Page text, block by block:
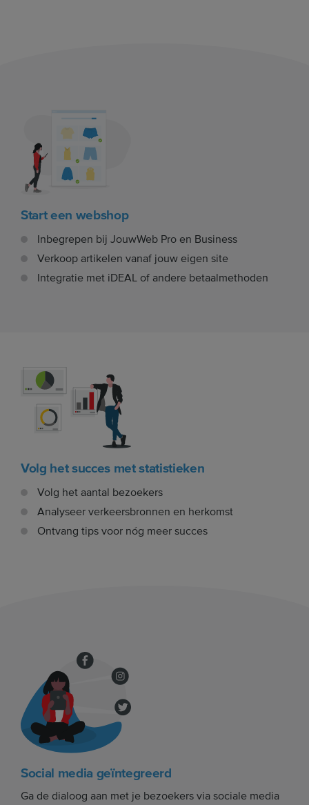
Start een webshop
Inbegrepen bij JouwWeb Pro en Business
Verkoop artikelen vanaf jouw eigen site
Integratie met iDEAL of andere betaalmethoden
Volg het succes met statistieken
Volg het aantal bezoekers
Analyseer verkeersbronnen en herkomst
Ontvang tips voor nóg meer succes
Social media geïntegreerd
Ga de dialoog aan met je bezoekers via sociale media